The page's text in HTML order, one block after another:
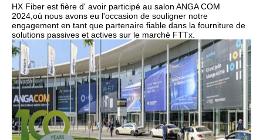
HX Fiber est fière d' avoir participé au salon ANGA COM
2024,où nous avons eu l'occasion de souligner notre
engagement en tant que partenaire fiable dans la fourniture de
solutions passives et actives sur le marché FTTx.